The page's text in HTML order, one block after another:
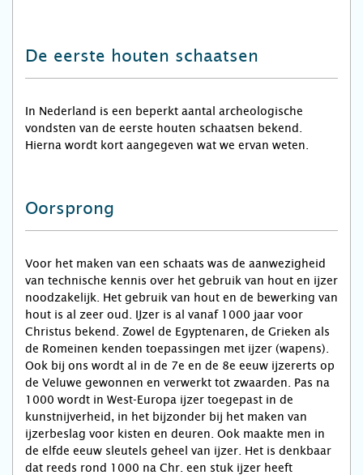
De eerste houten schaatsen
In Nederland is een beperkt aantal archeologische
vondsten van de eerste houten schaatsen bekend.
Hierna wordt kort aangegeven wat we ervan weten.
Oorsprong
Voor het maken van een schaats was de aanwezigheid
van technische kennis over het gebruik van hout en ijzer
noodzakelijk. Het gebruik van hout en de bewerking van
hout is al zeer oud. IJzer is al vanaf 1000 jaar voor
Christus bekend. Zowel de Egyptenaren, de Grieken als
de Romeinen kenden toepassingen met ijzer (wapens).
Ook bij ons wordt al in de 7e en de 8e eeuw ijzererts op
de Veluwe gewonnen en verwerkt tot zwaarden. Pas na
1000 wordt in West-Europa ijzer toegepast in de
kunstnijverheid, in het bijzonder bij het maken van
ijzerbeslag voor kisten en deuren. Ook maakte men in
de elfde eeuw sleutels geheel van ijzer. Het is denkbaar
dat reeds rond 1000 na Chr. een stuk ijzer heeft